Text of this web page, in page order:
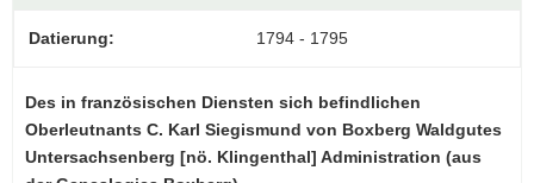
Datierung: 1794 - 1795
Des in französischen Diensten sich befindlichen
Oberleutnants C. Karl Siegismund von Boxberg Waldgutes
Untersachsenberg [nö. Klingenthal] Administration (aus